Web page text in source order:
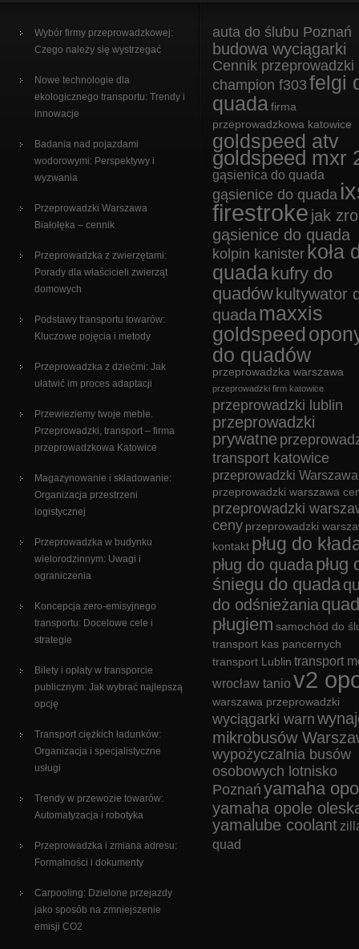
Wybór firmy przeprowadzkowej:
Czego należy się wystrzegać
Nowe technologie dla
ekologicznego transportu: Trendy i
innowacje
Badania nad pojazdami
wodorowymi: Perspektywy i
wyzwania
Przeprowadzki Warszawa
Białołęka – cennik
Przeprowadzka z zwierzętami:
Porady dla właścicieli zwierząt
domowych
Podstawy transportu towarów:
Kluczowe pojęcia i metody
Przeprowadzka z dziećmi: Jak
ułatwić im proces adaptacji
Przewieziemy twoje meble.
Przeprowadzki, transport – firma
przeprowadzkowa Katowice
Magazynowanie i składowanie:
Organizacja przestrzeni
logistycznej
Przeprowadzka w budynku
wielorodzinnym: Uwagi i
ograniczenia
Koncepcja zero-emisyjnego
transportu: Docelowe cele i
strategie
Bilety i opłaty w transporcie
publicznym: Jak wybrać najlepszą
opcję
Transport ciężkich ładunków:
Organizacja i specjalistyczne
usługi
Trendy w przewozie towarów:
Automatyzacja i robotyka
Przeprowadzka i zmiana adresu:
Formalności i dokumenty
Carpooling: Dzielone przejazdy
jako sposób na zmniejszenie
emisji CO2
auta do ślubu Poznań
budowa wyciągarki
Cennik przeprowadzki
champion f303 felgi
quada firma
przeprowadzkowa katowice
goldspeed atv
goldspeed mxr
gąsienica do quada
gąsienice do quada
firestroke jak
gąsienice do quada
kolpin kanister koła
quada kufry do
quadów kultywator
quada maxxis
goldspeed
do quadów
przeprowadzka warszawa
przeprowadzki firm katowice
przeprowadzki lublin
przeprowadzki
prywatne
transport katowice
przeprowadzki Warszawa
przeprowadzki warszawa
przeprowadzki
ceny przeprowadzki
kontakt pług do
pług do quada pług
śniegu do quada
do odśnieżania
pługiem samochód do
transport kas pancernych
transport Lublin transport
wrocław tanio v2
warszawa przeprowadzki
wyciągarki warn
mikrobusów
wypożyczalnia busów
osobowych lotnisko
Poznań yamaha
yamaha opole
yamalube coolant
quad